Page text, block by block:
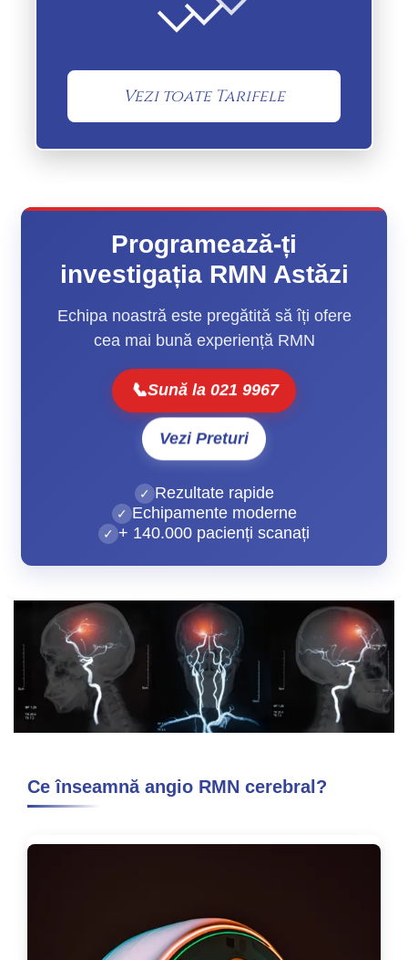
Vezi toate Tarifele
Programează-ți
investigația RMN Astăzi
Echipa noastră este pregătită să îți ofere
cea mai bună experiență RMN
📞Sună la 021 9967
Vezi Preturi
Rezultate rapide
Echipamente moderne
+ 140.000 pacienți scanați
Ce înseamnă angio RMN cerebral?